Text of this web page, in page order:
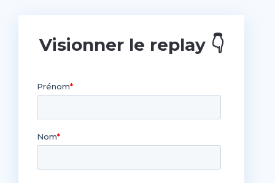
Visionner le replay 👇